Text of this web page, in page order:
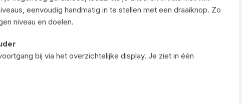
eenvoudig handmatig in te stellen met een draaiknop. Zo
niveau en doelen.
bij via het overzichtelijke display. Je ziet in één